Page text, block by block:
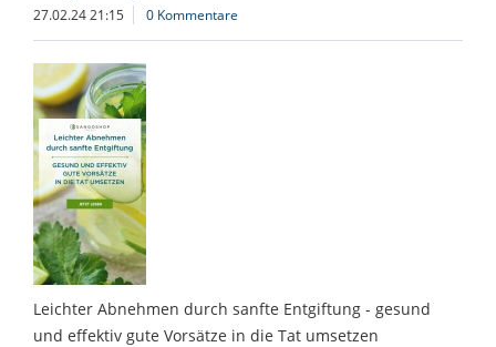
27.02.24 21:15 0 Kommentare
Leichter Abnehmen durch sanfte Entgiftung - gesund
und effektiv gute Vorsätze in die Tat umsetzen